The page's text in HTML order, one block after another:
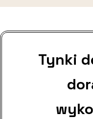
Tynki